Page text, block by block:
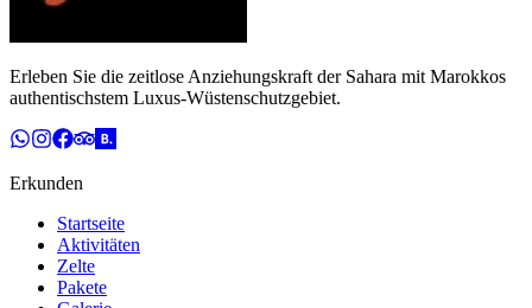
Erleben Sie die zeitlose Anziehungskraft der Sahara mit Marokkos
authentischstem Luxus-Wüstenschutzgebiet.
Erkunden
Startseite
Aktivitäten
Zelte
Pakete